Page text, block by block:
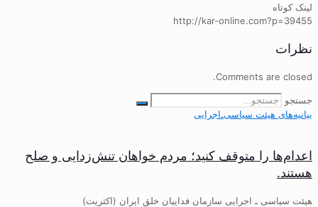
لینک کوتاه
http://kar-online.com?p=39455
نظرات
Comments are closed.
جستجو
بیانیه‌های هیئت‌ سیاسی‌ـ‌اجرایی
اعدام‌ها را متوقف کنید؛ مردم خواهان تنش‌زدایی و صلح
هستند.
هیئت سیاسی ـ اجرایی سازمان فداییان خلق ایران (اکثریت)